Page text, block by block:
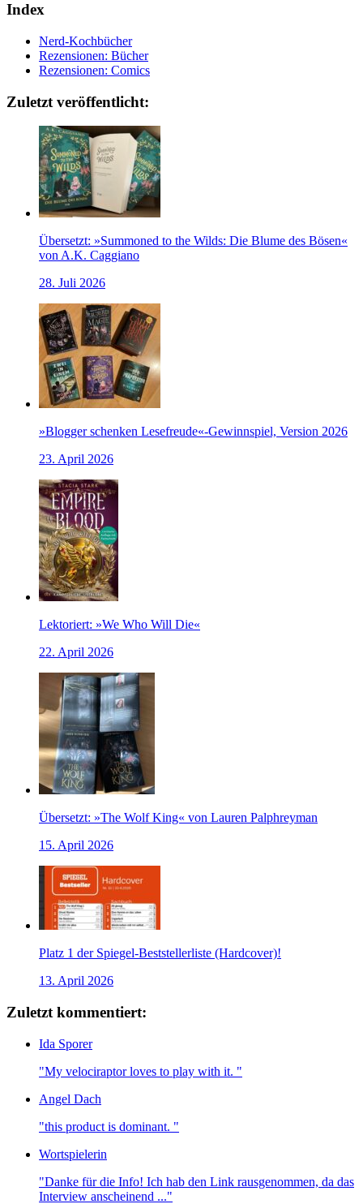
Index
Nerd-Kochbücher
Rezensionen: Bücher
Rezensionen: Comics
Zuletzt veröffentlicht:
Übersetzt: »Summoned to the Wilds: Die Blume des Bösen«
von A.K. Caggiano
28. Juli 2026
»Blogger schenken Lesefreude«-Gewinnspiel, Version 2026
23. April 2026
Lektoriert: »We Who Will Die«
22. April 2026
Übersetzt: »The Wolf King« von Lauren Palphreyman
15. April 2026
Platz 1 der Spiegel-Beststellerliste (Hardcover)!
13. April 2026
Zuletzt kommentiert:
Ida Sporer
"My velociraptor loves to play with it. "
Angel Dach
"this product is dominant. "
Wortspielerin
"Danke für die Info! Ich hab den Link rausgenommen, da das
Interview anscheinend ..."